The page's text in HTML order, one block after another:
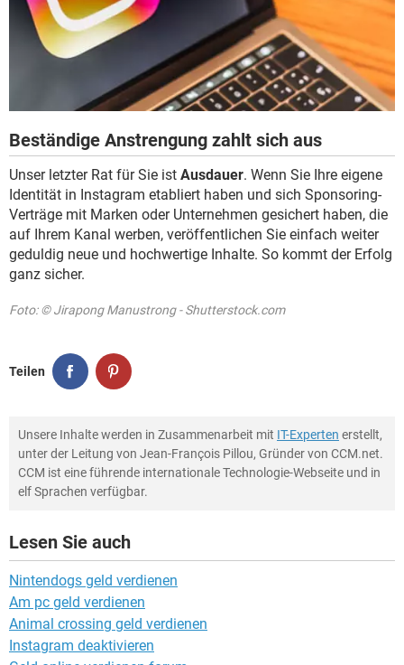
Beständige Anstrengung zahlt sich aus
Unser letzter Rat für Sie ist Ausdauer. Wenn Sie Ihre eigene
Identität in Instagram etabliert haben und sich Sponsoring-
Verträge mit Marken oder Unternehmen gesichert haben, die
auf Ihrem Kanal werben, veröffentlichen Sie einfach weiter
geduldig neue und hochwertige Inhalte. So kommt der Erfolg
ganz sicher.
Foto: © Jirapong Manustrong - Shutterstock.com
Teilen
Unsere Inhalte werden in Zusammenarbeit mit IT-Experten erstellt,
unter der Leitung von Jean-François Pillou, Gründer von CCM.net.
CCM ist eine führende internationale Technologie-Webseite und in
elf Sprachen verfügbar.
Lesen Sie auch
Nintendogs geld verdienen
Am pc geld verdienen
Animal crossing geld verdienen
Instagram deaktivieren